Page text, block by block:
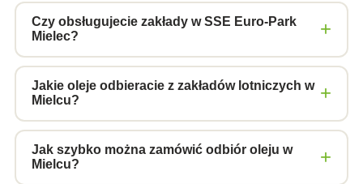
Czy obsługujecie zakłady w SSE Euro-Park
Mielec?
+
Tak. Regularnie realizujemy odbiory olejów
przepracowanych w zakładach zlokalizowanych w
SSE Euro-Park Mielec, w tym zakładach przemysłu
lotniczego, motoryzacyjnego i obróbki precyzyjnej.
Zapewniamy transport ADR i pełną dokumentację
BDO.
Jakie oleje odbieracie z zakładów lotniczych w
Mielcu?
+
Z zakładów lotniczych odbieramy oleje do
obrabiarek CNC, oleje hydrauliczne, oleje
przekładniowe z wózków widłowych i pojazdów
Jak szybko można zamówić odbiór oleju w
Mielcu?
+